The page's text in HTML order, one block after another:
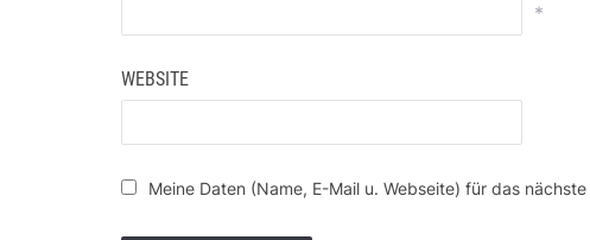
*
WEBSITE
Meine Daten (Name, E-Mail u. Webseite) für das